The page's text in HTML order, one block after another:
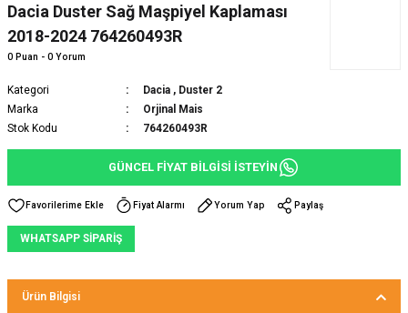
Dacia Duster Sağ Maşpiyel Kaplaması
2018-2024 764260493R
0 Puan - 0 Yorum
Kategori Dacia , Duster 2
Marka
Orjinal Mais
Stok Kodu
764260493R
GÜNCEL FİYAT BİLGİSİ İSTEYİN
Fiyat Alarmı Yorum Yap Paylaş
WHATSAPP SİPARİŞ
Ürün Bilgisi